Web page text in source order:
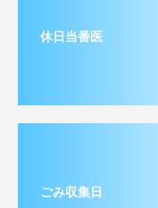
休日当番医
ごみ収集日